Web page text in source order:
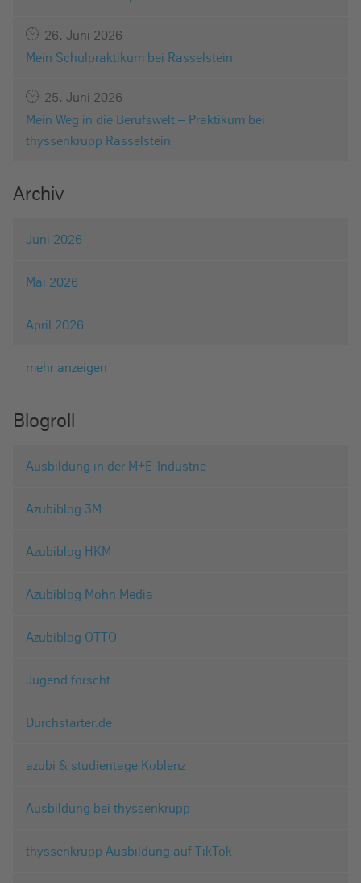
26. Juni 2026
Mein Schulpraktikum bei Rasselstein
25. Juni 2026
Mein Weg in die Berufswelt – Praktikum bei
thyssenkrupp Rasselstein
Archiv
Juni 2026
Mai 2026
April 2026
mehr anzeigen
Blogroll
Ausbildung in der M+E-Industrie
Azubiblog 3M
Azubiblog HKM
Azubiblog Mohn Media
Azubiblog OTTO
Jugend forscht
Durchstarter.de
azubi & studientage Koblenz
Ausbildung bei thyssenkrupp
thyssenkrupp Ausbildung auf TikTok